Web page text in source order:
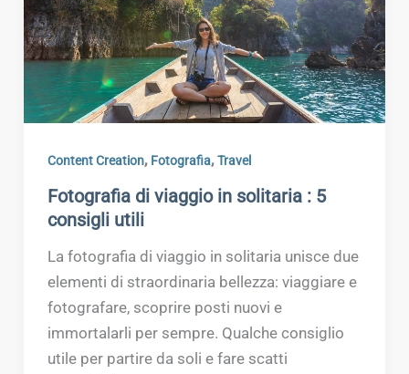
Content Creation, Fotografia,Travel
Fotografia di viaggio in solitaria : 5
consigli utili
La fotografia di viaggio in solitaria unisce due
elementi di straordinaria bellezza: viaggiare e
fotografare, scoprire posti nuovi e
immortalarli per sempre. Qualche consiglio
utile per partire da soli e fare scatti